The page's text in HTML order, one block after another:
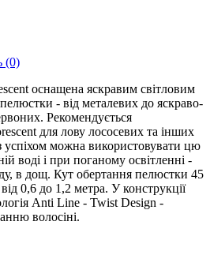
(0)
оснащена яскравим світловим
- від металевих до яскраво-
Рекомендується
для лову лососевих та інших
можна використовувати цю
воді і при поганому освітленні -
в дощ. Кут обертання пелюстки 45
0,6 до 1,2 метра. У конструкції
Anti Line - Twist Design -
волосіні.